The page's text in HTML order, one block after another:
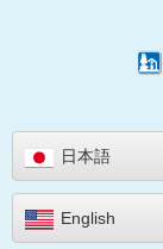
日本語
English